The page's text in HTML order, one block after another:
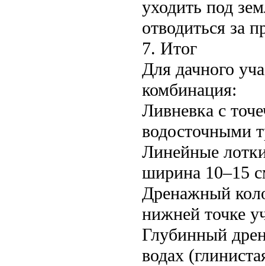
уходить под
отводиться за
7. Итог
Для дачного
комбинация:
Ливневка с
водосточными
Линейные
ширина 10–15
Дренажный
нижней точке
Глубинный
водах